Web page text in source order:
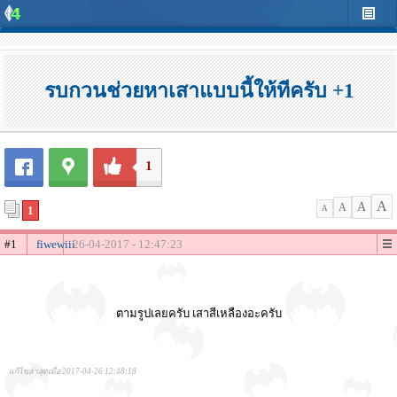
รบกวนช่วยหาเสาแบบนี้ให้ทีครับ +1
1
1 A A A A
#1 fiwewiii26-04-2017 - 12:47:23
ตามรูปเลยครับ เสาสีเหลืองอะครับ
แก้ไขล่าสุดเมื่อ 2017-04-26 12:48:18